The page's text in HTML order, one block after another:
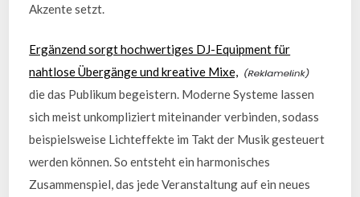
Akzente setzt.
Ergänzend sorgt hochwertiges DJ-Equipment für
nahtlose Übergänge und kreative Mixe,
die das Publikum begeistern. Moderne Systeme lassen
sich meist unkompliziert miteinander verbinden, sodass
beispielsweise Lichteffekte im Takt der Musik gesteuert
werden können. So entsteht ein harmonisches
Zusammenspiel, das jede Veranstaltung auf ein neues